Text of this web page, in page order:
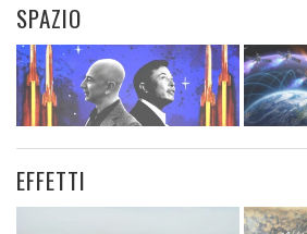
SPAZIO
EFFETTI